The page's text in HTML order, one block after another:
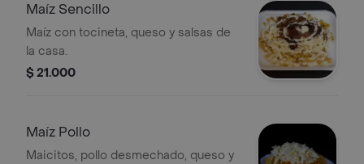
Maíz Sencillo
Maíz con tocineta, queso y salsas de
la casa.
$ 21.000
Maíz Pollo
Maicitos, pollo desmechado, queso y